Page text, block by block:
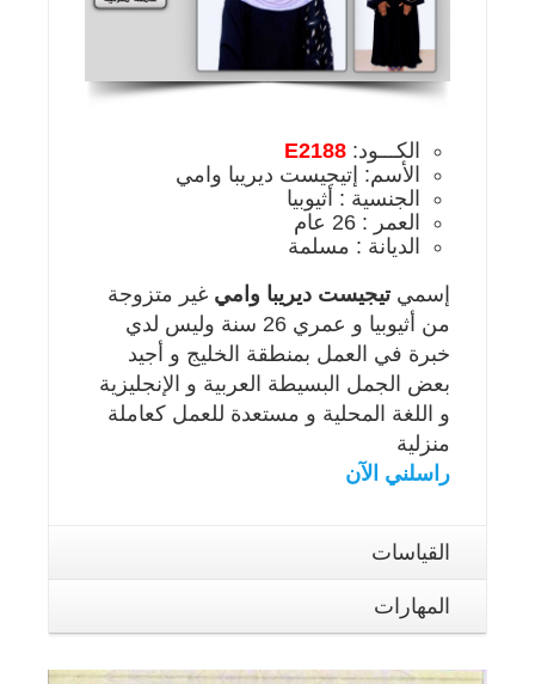
الكـــود: E2188
الأسم: إتيجيست ديريبا وامي
الجنسية : أثيوبيا
العمر : 26 عام
الديانة : مسلمة
إسميتيجيست ديريبا وامي غير متزوجة
من أثيوبيا و عمري 26 سنة وليس لدي
خبرة في العمل بمنطقة الخليج و أجيد
بعض الجمل البسيطة العربية و الإنجليزية
و اللغة المحلية و مستعدة للعمل كعاملة
منزلية
راسلني الآن
القياسات
المهارات